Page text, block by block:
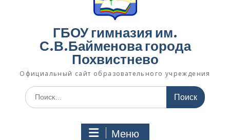
ГБОУ гимназия им.
С.В.Байменова города
Похвистнево
Официальный сайт образовательного учреждения
Поиск
по:
Меню